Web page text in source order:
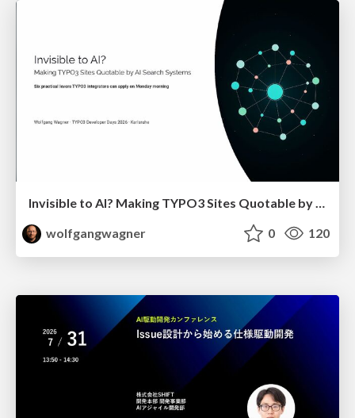
Invisible to AI? Making TYPO3 Sites Quotable by AI Search Systems
wolfgangwagner
0 120